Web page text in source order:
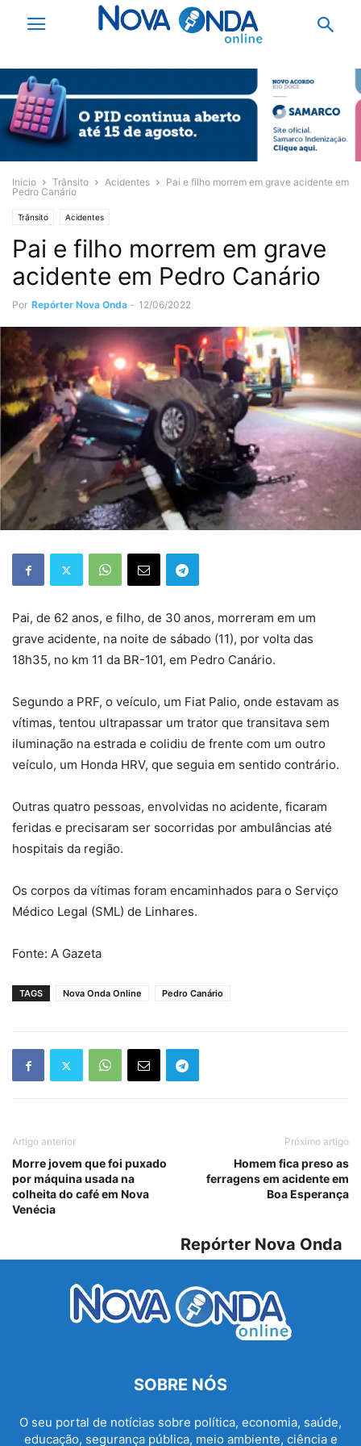
Início Trânsito Acidentes
Pai e filho morrem em grave acidente em
Pedro Canário
Trânsito Acidentes
Pai e filho morrem em grave
acidente em Pedro Canário
Por Repórter Nova Onda - 12/06/2022
Pai, de 62 anos, e filho, de 30 anos, morreram em um
grave acidente, na noite de sábado (11), por volta das
18h35, no km 11 da BR-101, em Pedro Canário.
Segundo a PRF, o veículo, um Fiat Palio, onde estavam as
vítimas, tentou ultrapassar um trator que transitava sem
iluminação na estrada e colidiu de frente com um outro
veículo, um Honda HRV, que seguia em sentido contrário.
Outras quatro pessoas, envolvidas no acidente, ficaram
feridas e precisaram ser socorridas por ambulâncias até
hospitais da região.
Os corpos da vítimas foram encaminhados para o Serviço
Médico Legal (SML) de Linhares.
Fonte: A Gazeta
TAGS Nova Onda Online Pedro Canário
Artigo anterior
Morre jovem que foi puxado
por máquina usada na
colheita do café em Nova
Venécia
Próximo artigo
Homem fica preso as
ferragens em acidente em
Boa Esperança
Repórter Nova Onda
SOBRE NÓS
O seu portal de notícias sobre política, economia, saúde,
educação, segurança pública, meio ambiente, ciência e